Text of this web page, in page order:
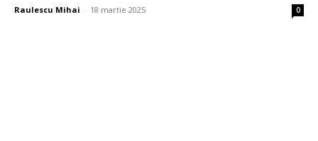
Raulescu Mihai - 18 martie 2025 0